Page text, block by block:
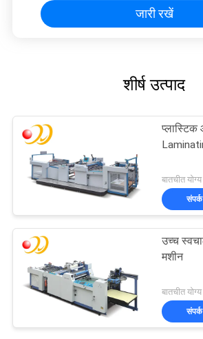
जारी रखें
शीर्ष उत्पाद
बातचीत
संपर्क
उच्च
मशीन
बातचीत
संपर्क